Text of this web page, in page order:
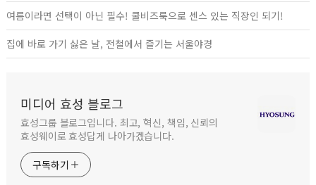
여름이라면 선택이 아닌 필수! 쿨비즈룩으로 센스 있는 직장인 되기!
집에 바로 가기 싫은 날, 전철에서 즐기는 서울야경
미디어 효성 블로그
효성그룹 블로그입니다. 최고, 혁신, 책임, 신뢰의
효성웨이로 효성답게 나아가겠습니다.
구독하기